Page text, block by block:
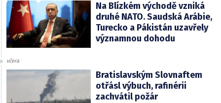
Na Blízkém východě vzniká
druhé NATO. Saudská Arábie,
Turecko a Pákistán uzavřely
významnou dohodu
včera
Bratislavským Slovnaftem
otřásl výbuch, rafinérii
zachvátil požár